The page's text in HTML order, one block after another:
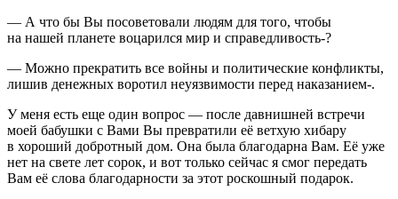
— А что бы Вы посоветовали людям для того, чтобы
на нашей планете воцарился мир и справедливость-?
— Можно прекратить все войны и политические конфликты,
лишив денежных воротил неуязвимости перед наказанием-.
У меня есть еще один вопрос — после давнишней встречи
моей бабушки с Вами Вы превратили её ветхую хибару
в хороший добротный дом. Она была благодарна Вам. Её уже
нет на свете лет сорок, и вот только сейчас я смог передать
Вам её слова благодарности за этот роскошный подарок.